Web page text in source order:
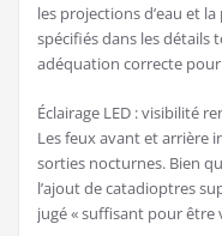
les projections d’eau et
spécifiés dans les détails
adéquation correcte
Éclairage LED : visibilité
Les feux avant et arrière
sorties nocturnes. Bien
l’ajout de catadioptres
jugé « suffisant pour être